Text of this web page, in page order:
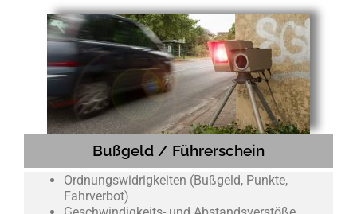
Bußgeld / Führerschein
Ordnungswidrigkeiten (Bußgeld, Punkte,
Fahrverbot)